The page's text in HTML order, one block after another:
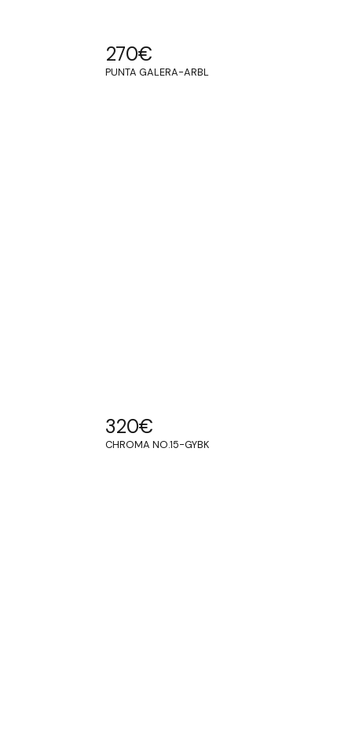
270€
PUNTA GALERA-ARBL
320€
CHROMA NO.15-GYBK